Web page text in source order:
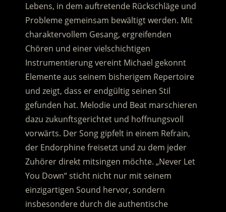
Lebens, in dem auftretende Rückschläge und
Probleme gemeinsam bewältigt werden. Mit
charaktervollem Gesang, ergreifenden
Chören und einer vielschichtigen
Instrumentierung vereint Michael gekonnt
Elemente aus seinem bisherigem Repertoire
und zeigt, dass er endgültig seinen Stil
gefunden hat. Melodie und Beat marschieren
dazu zukunftsgerichtet und hoffnungsvoll
vorwärts. Der Song gipfelt in einem Refrain,
der Endorphine freisetzt und zu dem jeder
Zuhörer direkt mitsingen möchte. „Never Let
You Down“ sticht nicht nur mit seinem
einzigartigen Sound hervor, sondern
insbesondere durch die authentische